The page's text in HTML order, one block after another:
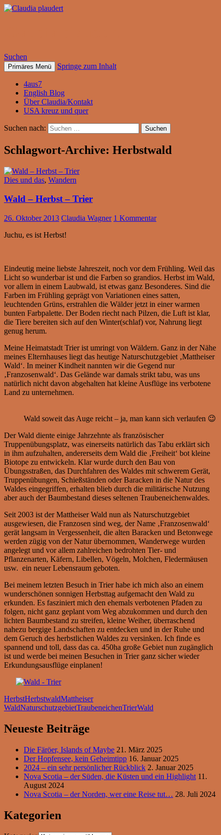
Suchen
Primäres Menü Springe zum Inhalt
4aus7
English Blog
Über Claudia/Kontakt
USA kreuz und quer
Suchen nach:
Schlagwort-Archive: Herbstwald
Dies und das, Wandern
Wald – Herbst – Trier
26. Oktober 2013 Claudia Wagner 1 Kommentar
Juchu, es ist Herbst!
Eindeutig meine liebste Jahreszeit, noch vor dem Frühling. Weil das
Licht so wunderbar ist und die Farben so grandios. Herbst im Wald,
vor allem in einem Laubwald, ist etwas ganz Besonderes. Sind die
Farben im Frühling geprägt von Variationen eines satten,
leuchtenden Grüns, erstrahlen die Wälder jetzt in einer warmen
bunten Farbpalette. Der Boden riecht nach Pilzen, die Luft ist klar,
die Tiere bereiten sich auf den Winter(schlaf) vor, Nahrung liegt
genug herum.
Meine Heimatstadt Trier ist umringt von Wäldern. Ganz in der Nähe
meines Elternhauses liegt das heutige Naturschutzgebiet ‚Mattheiser
Wald‘. In meiner Kindheit nannten wir die Gegend nur
‚Franzosenwald‘. Das Gelände war damals strikt tabu, was uns
natürlich nicht davon abgehalten hat kleine Ausflüge ins verbotene
Land zu unternehmen.
Wald soweit das Auge reicht – ja, man kann sich verlaufen 😉
Der Wald diente einige Jahrzehnte als französischer
Truppenübungsplatz, was einerseits natürlich das Tabu erklärt sich
in ihm aufzuhalten, andererseits dem Wald die ‚Freiheit‘ bot kleine
Biotope zu entwickeln. Klar wurde durch den Bau von
Übungsstraßen, das Durchfahren des Waldes mit schwerem Gerät,
Truppenübungen, Schießständen oder Baracken in die Natur des
Waldes eingegriffen, erhalten blieb durch die militärische Nutzung
aber auch der Baumbestand dieses seltenen Traubeneichenwaldes.
Seit 2003 ist der Mattheiser Wald nun als Naturschutzgebiet
ausgewiesen, die Franzosen sind weg, der Name ‚Franzosenwald‘
gerät langsam in Vergessenheit, die alten Baracken und Betonwege
werden zügig von der Natur übernommen, Wanderwege wurden
angelegt und vor allem zahlreichen bedrohten Tier- und
Pflanzenarten, Käfern, Libellen, Vögeln, Molchen, Fledermäusen
usw. ein neuer Lebensraum geboten.
Bei meinem letzten Besuch in Trier habe ich mich also an einem
wunderschönen sonnigen Herbsttag aufgemacht den Wald zu
erkunden. Es fasziniert mich den ehemals verbotenen Pfaden zu
folgen, nicht ganz geplant vom Weg abzukommen und durch den
lichten Baumbestand zu streifen, kleine Weiher, überraschend
nahezu bergige Landschaften zu entdecken und in der Ruhe und
dem Geruch des herbstlichen Waldes zu versinken. Ich finde es
spannend und toll, dass das ca. 450ha große Gebiet nun zugänglich
ist und werde bei meinen Besuchen in Trier ganz sicher wieder
Erkundungsausflüge einplanen!
HerbstHerbstwaldMattheiser
WaldNaturschutzgebietTraubeneichenTrierWald
Neueste Beiträge
Die Färöer, Islands of Maybe 21. März 2025
Der Hopfensee, kein Geheimtipp 16. Januar 2025
2024 – ein sehr persönlicher Rückblick 2. Januar 2025
Nova Scotia – der Süden, die Küsten und ein Highlight 11.
August 2024
Nova Scotia – der Norden, wer eine Reise tut… 28. Juli 2024
Kategorien